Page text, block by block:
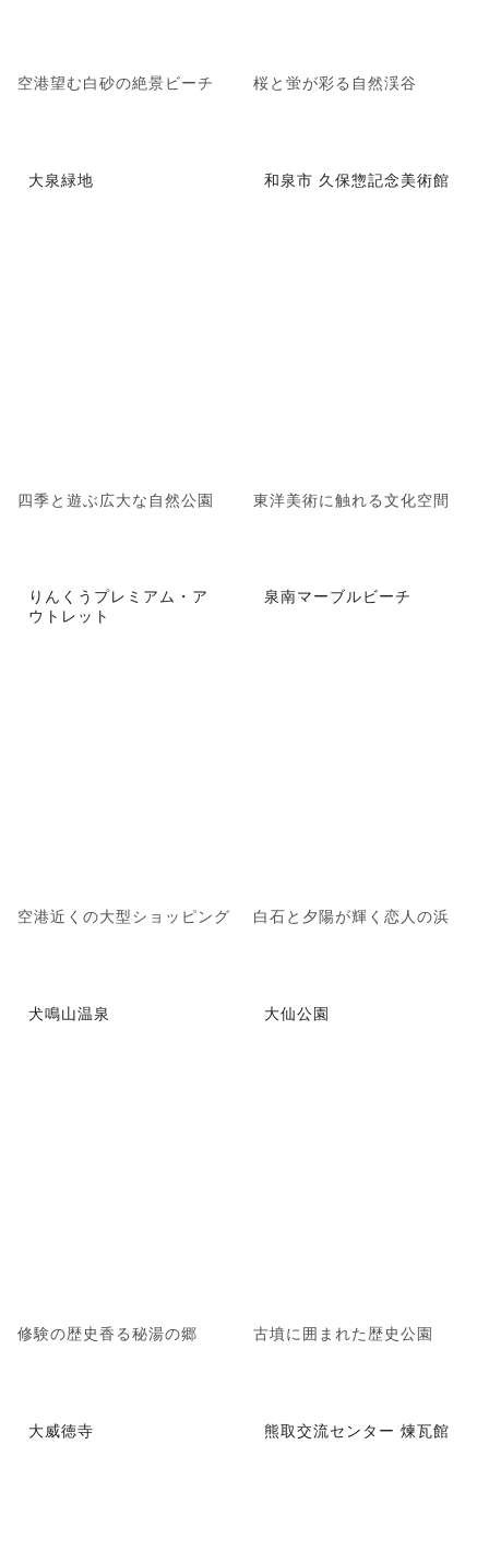
空港望む白砂の絶景ビーチ 桜と蛍が彩る自然渓谷
大泉緑地
四季と遊ぶ広大な自然公園
和泉市 久保惣記念美術館
東洋美術に触れる文化空間
りんくうプレミアム・ア
ウトレット
空港近くの大型ショッピング
泉南マーブルビーチ
白石と夕陽が輝く恋人の浜
犬鳴山温泉
修験の歴史香る秘湯の郷
大仙公園
古墳に囲まれた歴史公園
大威徳寺 熊取交流センター 煉瓦館